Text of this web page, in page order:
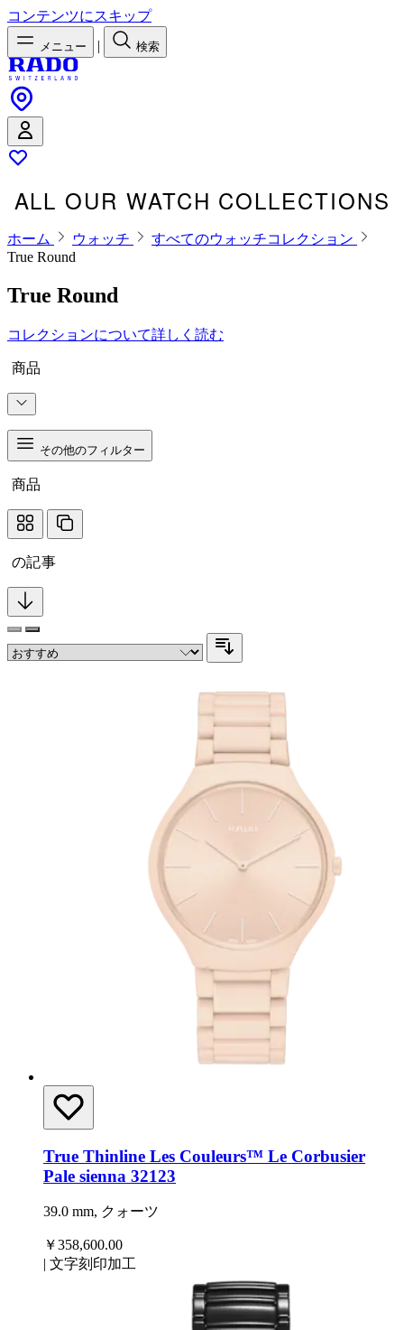
コンテンツにスキップ
メニュー | 検索
ALL OUR WATCH COLLECTIONS
ホーム ウォッチ
すべてのウォッチコレクション
True Round
True Round
コレクションについて詳しく読む
商品
その他のフィルター
商品
の記事
True Thinline Les Couleurs™ Le Corbusier
Pale sienna 32123
39.0 mm, クォーツ
￥358,600.00
| 文字刻印加工